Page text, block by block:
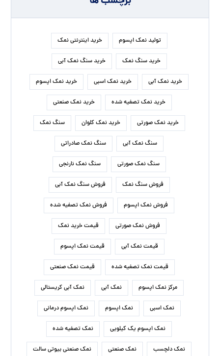
تولید نمک اپسوم خرید اینترنتی نمک
خرید سنگ نمک خرید سنگ نمک آبی
خرید نمک آبی خرید نمک اسبی خرید نمک اپسوم
خرید نمک تصفیه شده خرید نمک صنعتی
خرید نمک صورتی خرید نمک کلوان سنگ نمک
سنگ نمک آبی سنگ نمک صادراتی
سنگ نمک صورتی سنگ نمک نارنجی
فروش سنگ نمک فروش سنگ نمک آبی
فروش نمک اپسوم فروش نمک تصفیه شده
فروش نمک صورتی قیمت خرید نمک
قیمت نمک آبی قیمت نمک اپسوم
قیمت نمک تصفیه شده قیمت نمک صنعتی
مرکز نمک اپسوم نمک آبی نمک آبی کریستالی
نمک اسبی نمک اپسوم نمک اپسوم درمانی
نمک اپسوم یک کیلویی نمک تصفیه شده
نمک دلچسب نمک صنعتی نمک صنعتی بیوتی سالت